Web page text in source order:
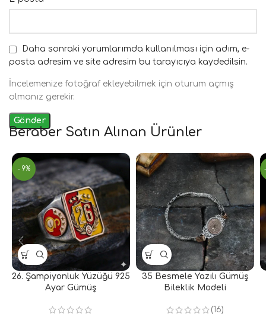
Daha sonraki yorumlarımda kullanılması için adım, e-
posta adresim ve site adresim bu tarayıcıya kaydedilsin.
İncelemenize fotoğraf ekleyebilmek için oturum açmış
olmanız gerekir.
Beraber Satın Alınan Ürünler
- 9%
26. Şampiyonluk Yüzüğü 925
Ayar Gümüş
35 Besmele Yazılı Gümüş
Bileklik Modeli
(16)